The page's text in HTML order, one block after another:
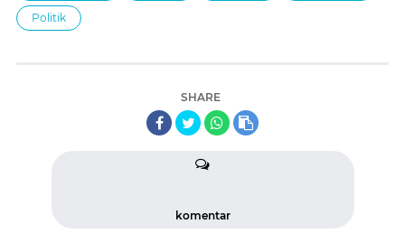
Politik
SHARE
komentar